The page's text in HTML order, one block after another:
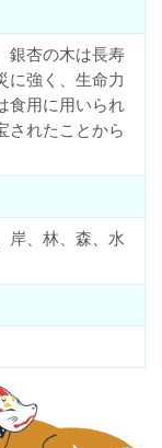
銀杏の木は長寿
に強く、生命力
食用に用いられ
されたことから
岸、林、森、水